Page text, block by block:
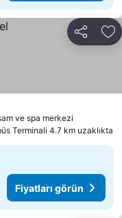
Paylaş
ve spa merkezi
Terminali 4.7 km uzaklıkta
Fiyatları görün